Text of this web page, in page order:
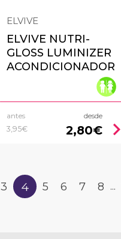
ELVIVE
ELVIVE NUTRI-
GLOSS LUMINIZER
ACONDICIONADOR
antes
3,95€
desde
2,80€ chevron_right
3 4 5 6 7 8 ...